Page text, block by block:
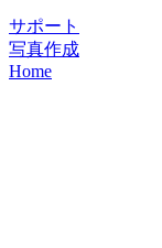
サポート
写真作成
Home